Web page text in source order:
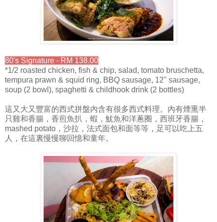
80's Signature - RM 138.00
*1/2 roasted chicken, fish & chip, salad, tomato bruschetta,
tempura prawn & squid ring, BBQ sausage, 12'' sausage,
soup (2 bowl), spaghetti & childhook drink (2 bottles)
這又大又豐富的西式拼盤內含有很多西式料理。內有煙熏半
只雞和香腸，香煎魚扒，蝦，魷魚和洋蔥圈，西班牙香腸，
mashed potato，沙拉，法式面包和面等等，足可以吃上五
人，在這裏慢慢聊回憶和童年。